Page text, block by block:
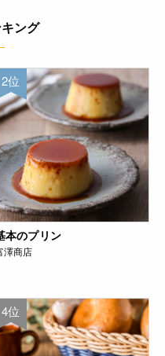
ング
2位
本のプリン
澤商店
4位